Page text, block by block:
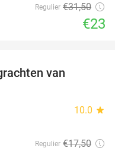
Regulier €31,50
€23
van
10.0 star
Regulier €17,50